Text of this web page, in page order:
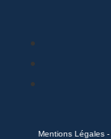
Mentions Légales -